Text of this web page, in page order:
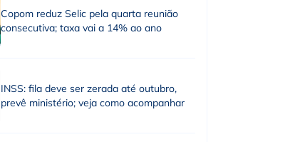
Copom reduz Selic pela quarta reunião
consecutiva; taxa vai a 14% ao ano
INSS: fila deve ser zerada até outubro,
prevê ministério; veja como acompanhar